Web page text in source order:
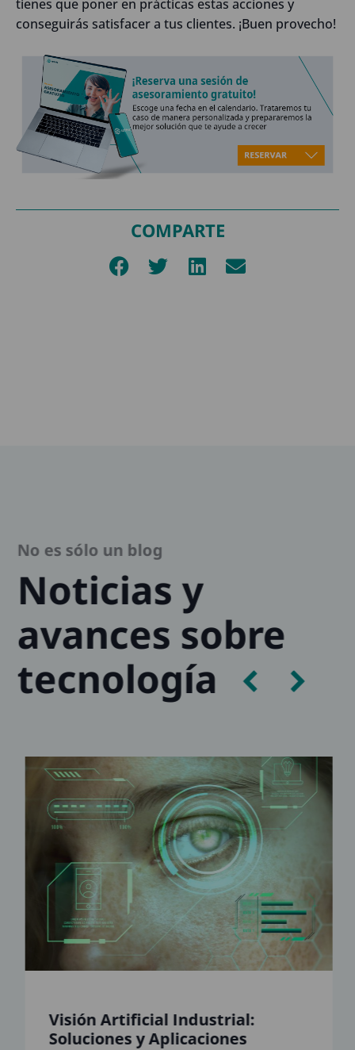
tienes que poner en prácticas estas acciones y
conseguirás satisfacer a tus clientes. ¡Buen provecho!
COMPARTE
No es sólo un blog
Noticias y
avances sobre
tecnología
Visión Artificial Industrial:
Soluciones y Aplicaciones